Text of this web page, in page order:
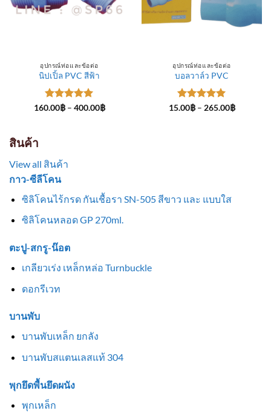
อุปกรณ์ท่อและข้อต่อ
นิปเปิ้ล PVC สีฟ้า
ให้คะแนน
160.00฿ – 400.00฿Price
อุปกรณ์ท่อและข้อต่อ
บอลวาล์ว PVC
ให้คะแนน
15.00฿ – 265.00฿Price
สินค้า
View all สินค้า
กาว-ซีลีโคน
ซิลิโคนไร้กรด กันเชื้อรา SN-505 สีขาว และ แบบใส
ซิลิโคนหลอด GP 270ml.
ตะปู-สกรู-น๊อต
เกลียวเร่ง เหล็กหล่อ Turnbuckle
ดอกรีเวท
บานพับ
บานพับเหล็ก ยกลัง
บานพับสแตนเลสแท้ 304
พุกยึดพื้นยึดผนัง
พุกเหล็ก